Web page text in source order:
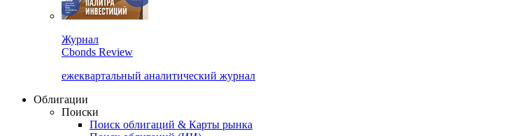
Журнал
Cbonds Review
ежеквартальный аналитический журнал